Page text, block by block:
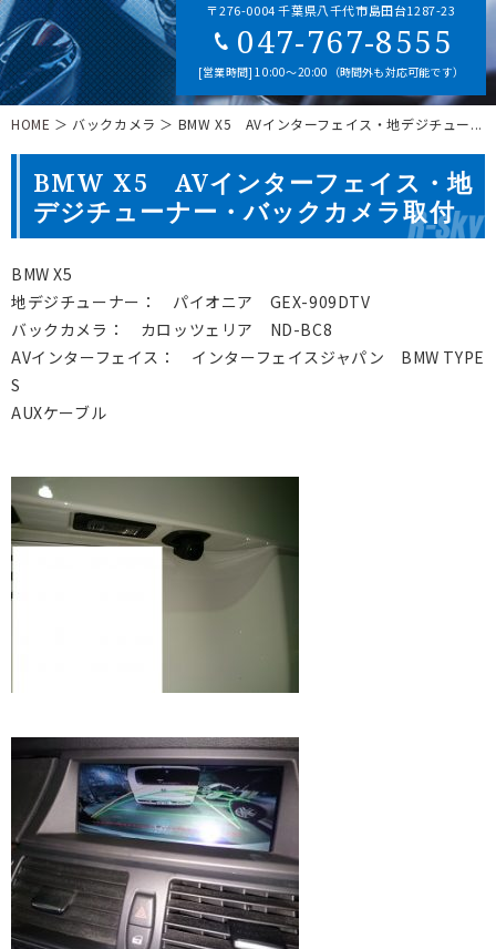
〒276-0004 千葉県八千代市島田台1287-23
047-767-8555
[営業時間] 10:00～20:00（時間外も対応可能です）
HOME ＞ バックカメラ ＞ BMW X5 AVインターフェイス・地デジチュー...
BMW X5 AVインターフェイス・地
デジチューナー・バックカメラ取付
BMW X5
地デジチューナー： パイオニア GEX-909DTV
バックカメラ： カロッツェリア ND-BC8
AVインターフェイス： インターフェイスジャパン BMW TYPE
S
AUXケーブル